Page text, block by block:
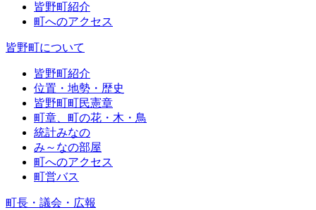
皆野町紹介
町へのアクセス
皆野町について
皆野町紹介
位置・地勢・歴史
皆野町町民憲章
町章、町の花・木・鳥
統計みなの
み～なの部屋
町へのアクセス
町営バス
町長・議会・広報